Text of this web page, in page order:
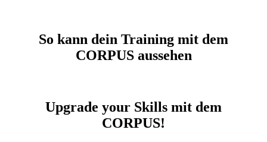
So kann dein Training mit dem
CORPUS aussehen
Upgrade your Skills mit dem
CORPUS!